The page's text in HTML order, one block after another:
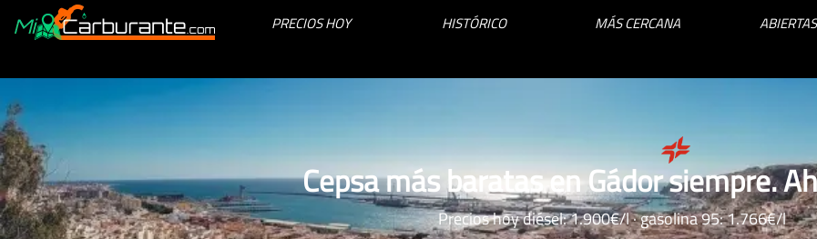
PRECIOS HOY HISTÓRICO MÁS CERCANA
Cepsa más baratas en Gádor siempre.
Precios hoy diésel: 1.900€/l · gasolina 95: 1.766€/l